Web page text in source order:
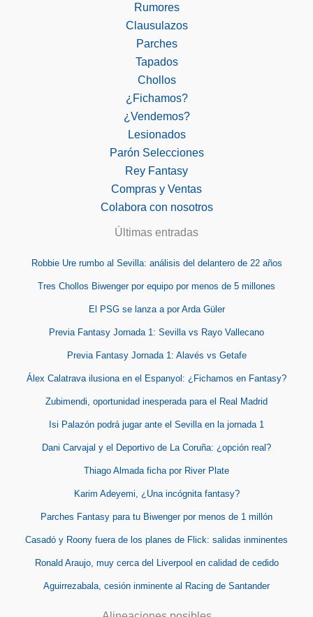
Rumores
Clausulazos
Parches
Tapados
Chollos
¿Fichamos?
¿Vendemos?
Lesionados
Parón Selecciones
Rey Fantasy
Compras y Ventas
Colabora con nosotros
Últimas entradas
Robbie Ure rumbo al Sevilla: análisis del delantero de 22 años
Tres Chollos Biwenger por equipo por menos de 5 millones
El PSG se lanza a por Arda Güler
Previa Fantasy Jornada 1: Sevilla vs Rayo Vallecano
Previa Fantasy Jornada 1: Alavés vs Getafe
Álex Calatrava ilusiona en el Espanyol: ¿Fichamos en Fantasy?
Zubimendi, oportunidad inesperada para el Real Madrid
Isi Palazón podrá jugar ante el Sevilla en la jornada 1
Dani Carvajal y el Deportivo de La Coruña: ¿opción real?
Thiago Almada ficha por River Plate
Karim Adeyemi, ¿Una incógnita fantasy?
Parches Fantasy para tu Biwenger por menos de 1 millón
Casadó y Roony fuera de los planes de Flick: salidas inminentes
Ronald Araujo, muy cerca del Liverpool en calidad de cedido
Aguirrezabala, cesión inminente al Racing de Santander